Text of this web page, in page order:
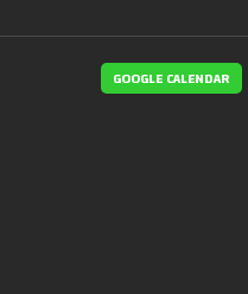
GOOGLE CALENDAR